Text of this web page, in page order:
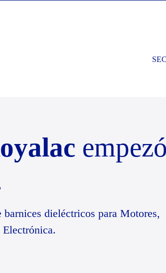
empezó
barnices dieléctricos para Motores,